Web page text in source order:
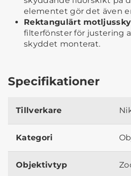
elementet gör det även
Rektangulärt
filterfönster för justering
skyddet monterat.
Specifikationer
Tillverkare
Kategori
Objektivtyp